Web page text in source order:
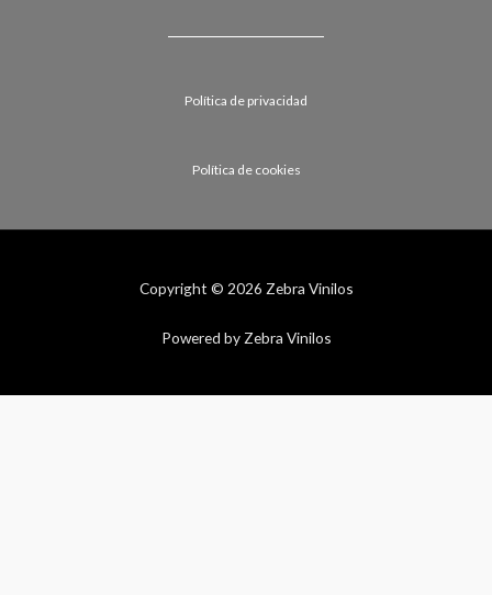
Política de privacidad
Política de cookies
Copyright © 2026 Zebra Vinilos
Powered by Zebra Vinilos